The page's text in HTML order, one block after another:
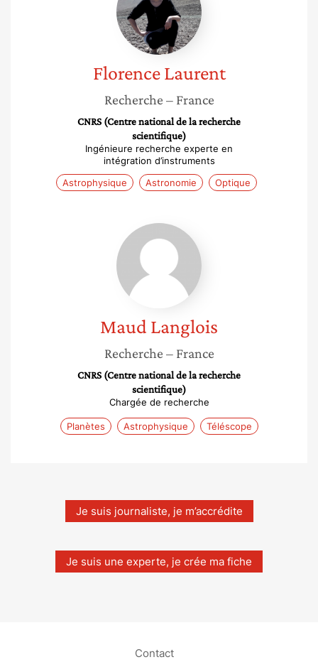
Florence Laurent
Recherche – France
CNRS (Centre national de la recherche
scientifique)
Ingénieure recherche experte en
intégration d’instruments
Astrophysique
Astronomie Optique
Maud
Langlois
Maud Langlois
Recherche – France
CNRS (Centre national de la recherche
scientifique)
Chargée de recherche
Planètes Astrophysique Téléscope
Je suis journaliste, je m’accrédite
Je suis une experte, je crée ma fiche
Contact